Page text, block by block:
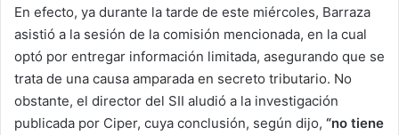
En efecto, ya durante la tarde de este miércoles, Barraza
asistió a la sesión de la comisión mencionada, en la cual
optó por entregar información limitada, asegurando que se
trata de una causa amparada en secreto tributario. No
obstante, el director del SII aludió a la investigación
publicada por Ciper, cuya conclusión, según dijo, “no tiene